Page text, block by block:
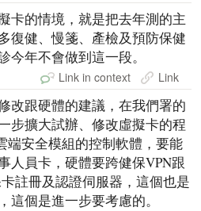
卡的情境，就是把去年測的主
復健、慢箋、產檢及預防保健
今年不會做到這一段。
Link in context Link
改跟硬體的建議，在我們署的
步擴大試辦、修改虛擬卡的程
端安全模組的控制軟體，要能
人員卡，硬體要跨健保VPN跟
註冊及認證伺服器，這個也是
這個是進一步要考慮的。